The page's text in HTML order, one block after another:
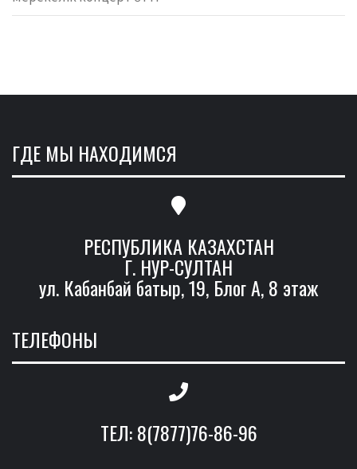
ГДЕ МЫ НАХОДИМСЯ
РЕСПУБЛИКА КАЗАХСТАН
Г. НУР-СУЛТАН
ул. Кабанбай батыр, 19, Блог А, 8 этаж
ТЕЛЕФОНЫ
ТЕЛ: 8(7877)76-86-96